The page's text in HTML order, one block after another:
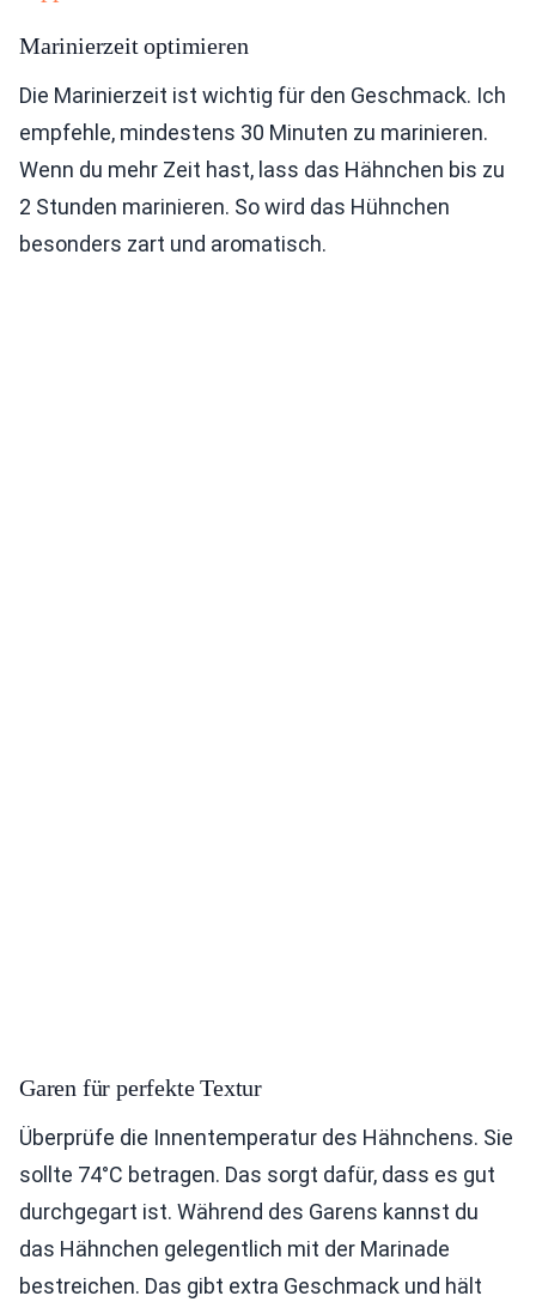
Marinierzeit optimieren
Die Marinierzeit ist wichtig für den Geschmack. Ich
empfehle, mindestens 30 Minuten zu marinieren.
Wenn du mehr Zeit hast, lass das Hähnchen bis zu
2 Stunden marinieren. So wird das Hühnchen
besonders zart und aromatisch.
Garen für perfekte Textur
Überprüfe die Innentemperatur des Hähnchens. Sie
sollte 74°C betragen. Das sorgt dafür, dass es gut
durchgegart ist. Während des Garens kannst du
das Hähnchen gelegentlich mit der Marinade
bestreichen. Das gibt extra Geschmack und hält